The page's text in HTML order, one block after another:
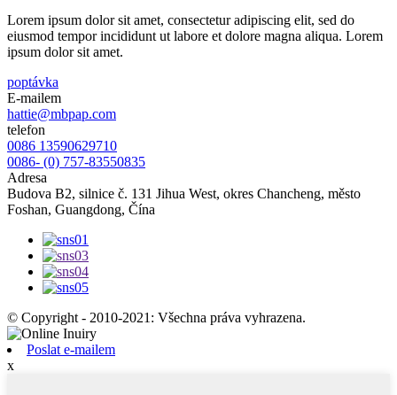
Lorem ipsum dolor sit amet, consectetur adipiscing elit, sed do
eiusmod tempor incididunt ut labore et dolore magna aliqua. Lorem
ipsum dolor sit amet.
poptávka
E-mailem
hattie@mbpap.com
telefon
0086 13590629710
0086- (0) 757-83550835
Adresa
Budova B2, silnice č. 131 Jihua West, okres Chancheng, město
Foshan, Guangdong, Čína
© Copyright - 2010-2021: Všechna práva vyhrazena.
Poslat e-mailem
x